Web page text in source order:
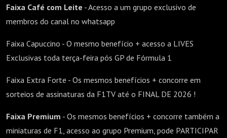
Faixa Café com Leite - Acesso a um grupo exclusivo de
membros do canal no whatsapp
Faixa Capuccino - O mesmo benefício + acesso a LIVES
Exclusivas toda terça-feira pós GP de Fórmula 1
Faixa Extra Forte - Os mesmos benefícios + concorre em
sorteios de assinaturas da F1TV até o FINAL DE 2026 !
Faixa Premium - Os mesmos benefícios + concorre também a
miniaturas de F1, acesso ao grupo Premium, pode PARTICIPAR